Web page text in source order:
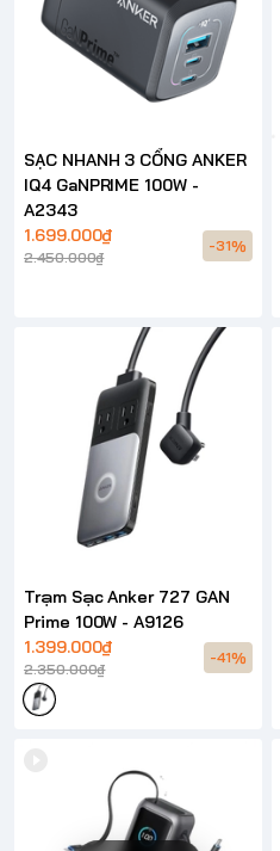
SẠC NHANH 3 CỔNG ANKER
IQ4 GaNPRIME 100W -
A2343
1.699.000₫
2.450.000₫
-31%
Trạm Sạc Anker 727 GAN
Prime 100W - A9126
1.399.000₫
2.350.000₫
-41%